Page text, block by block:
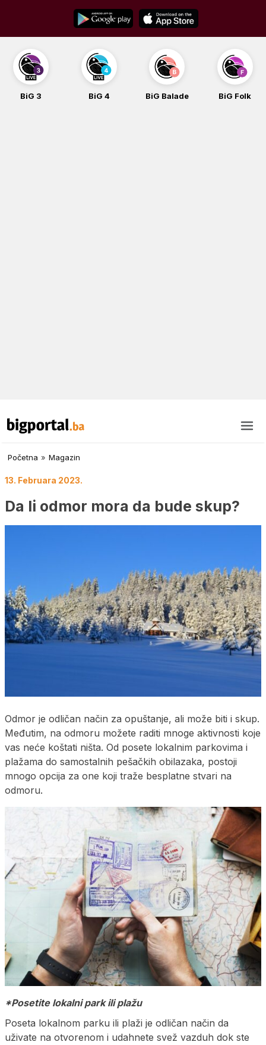
content
BiG 3 BiG 4 BiG Balade BiG Folk
Početna » Magazin
13. Februara 2023.
Da li odmor mora da bude skup?
Odmor je odličan način za opuštanje, ali može biti i skup.
Međutim, na odmoru možete raditi mnoge aktivnosti koje
vas neće koštati ništa. Od posete lokalnim parkovima i
plažama do samostalnih pešačkih obilazaka, postoji
mnogo opcija za one koji traže besplatne stvari na
odmoru.
*Posetite lokalni park ili plažu
Poseta lokalnom parku ili plaži je odličan način da
uživate na otvorenom i udahnete svež vazduh dok ste